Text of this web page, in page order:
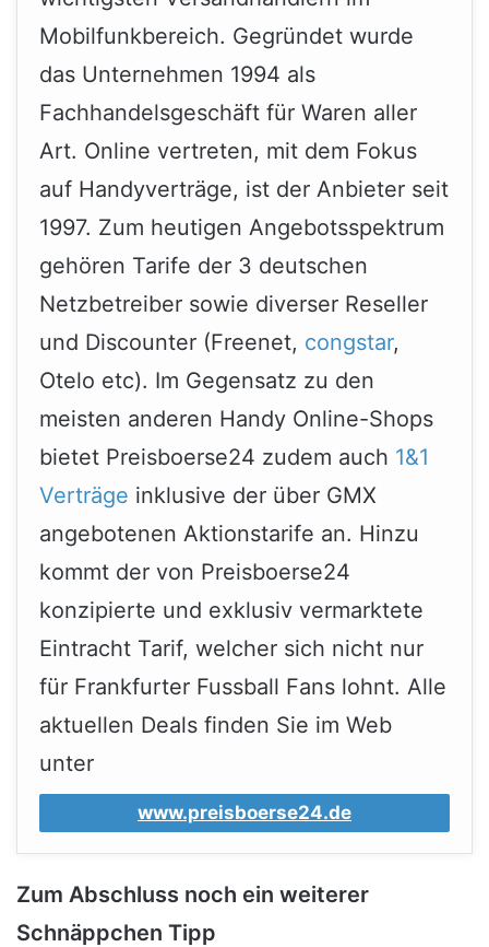
Mobilfunkbereich. Gegründet wurde
das Unternehmen 1994 als
Fachhandelsgeschäft für Waren aller
Art. Online vertreten, mit dem Fokus
auf Handyverträge, ist der Anbieter seit
1997. Zum heutigen Angebotsspektrum
gehören Tarife der 3 deutschen
Netzbetreiber sowie diverser Reseller
und Discounter (Freenet, congstar,
Otelo etc). Im Gegensatz zu den
meisten anderen Handy Online-Shops
bietet Preisboerse24 zudem auch 1&1
Verträge inklusive der über GMX
angebotenen Aktionstarife an. Hinzu
kommt der von Preisboerse24
konzipierte und exklusiv vermarktete
Eintracht Tarif, welcher sich nicht nur
für Frankfurter Fussball Fans lohnt. Alle
aktuellen Deals finden Sie im Web
unter
www.preisboerse24.de
Zum Abschluss noch ein weiterer
Schnäppchen Tipp